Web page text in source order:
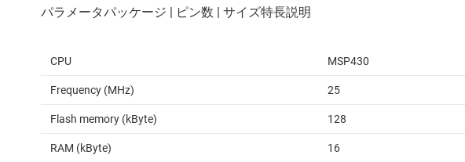
CPU MSP430
Frequency (MHz) 25
Flash memory (kByte) 128
RAM (kByte) 16